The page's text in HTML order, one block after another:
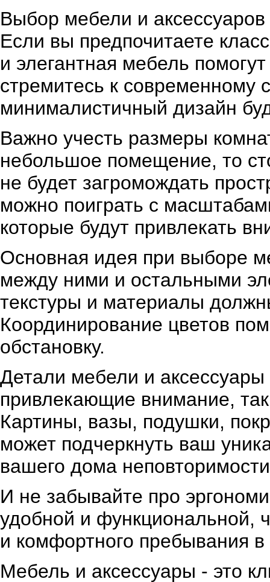
Выбор мебели и
Если вы предпочитаете
и элегантная мебель
стремитесь к современному
минималистичный дизайн
Важно учесть размеры
небольшое помещение, то
не будет загромождать
можно поиграть с
которые будут привлекать
Основная идея при выборе
между ними и остальными
текстуры и материалы
Координирование цветов
обстановку.
Детали мебели и
привлекающие внимание,
Картины, вазы, подушки,
может подчеркнуть ваш
вашего дома
И не забывайте про
удобной и функциональной,
и комфортного пребывания
Мебель и аксессуары - это